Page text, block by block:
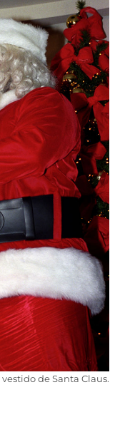
de Santa Claus.